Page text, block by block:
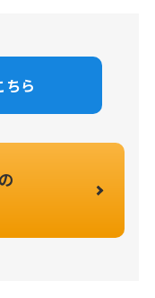
ちら